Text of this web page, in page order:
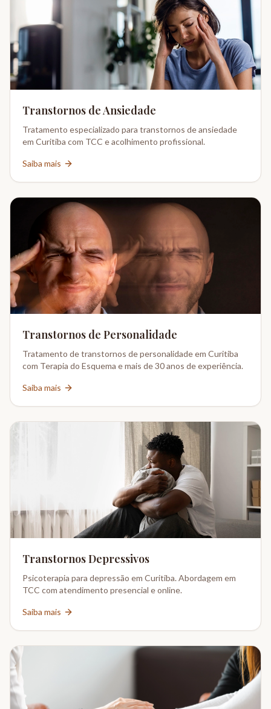
Transtornos de Ansiedade
Tratamento especializado para transtornos de ansiedade
em Curitiba com TCC e acolhimento profissional.
Saiba mais
Transtornos de Personalidade
Tratamento de transtornos de personalidade em Curitiba
com Terapia do Esquema e mais de 30 anos de experiência.
Saiba mais
Transtornos Depressivos
Psicoterapia para depressão em Curitiba. Abordagem em
TCC com atendimento presencial e online.
Saiba mais